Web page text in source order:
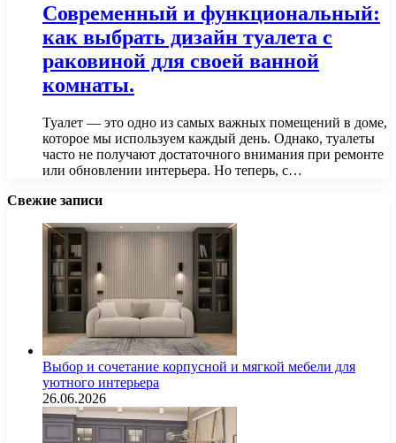
Современный и функциональный:
как выбрать дизайн туалета с
раковиной для своей ванной
комнаты.
Туалет — это одно из самых важных помещений в доме,
которое мы используем каждый день. Однако, туалеты
часто не получают достаточного внимания при ремонте
или обновлении интерьера. Но теперь, с…
Свежие записи
Выбор и сочетание корпусной и мягкой мебели для
уютного интерьера
26.06.2026